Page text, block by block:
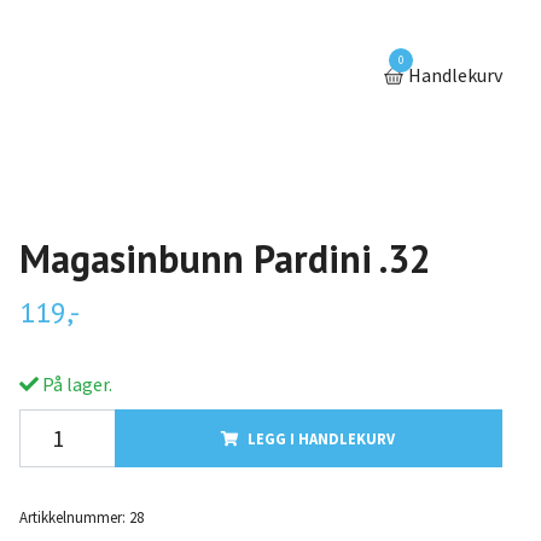
0
Handlekurv
Magasinbunn Pardini .32
119,-
På lager.
LEGG I HANDLEKURV
Artikkelnummer: 28